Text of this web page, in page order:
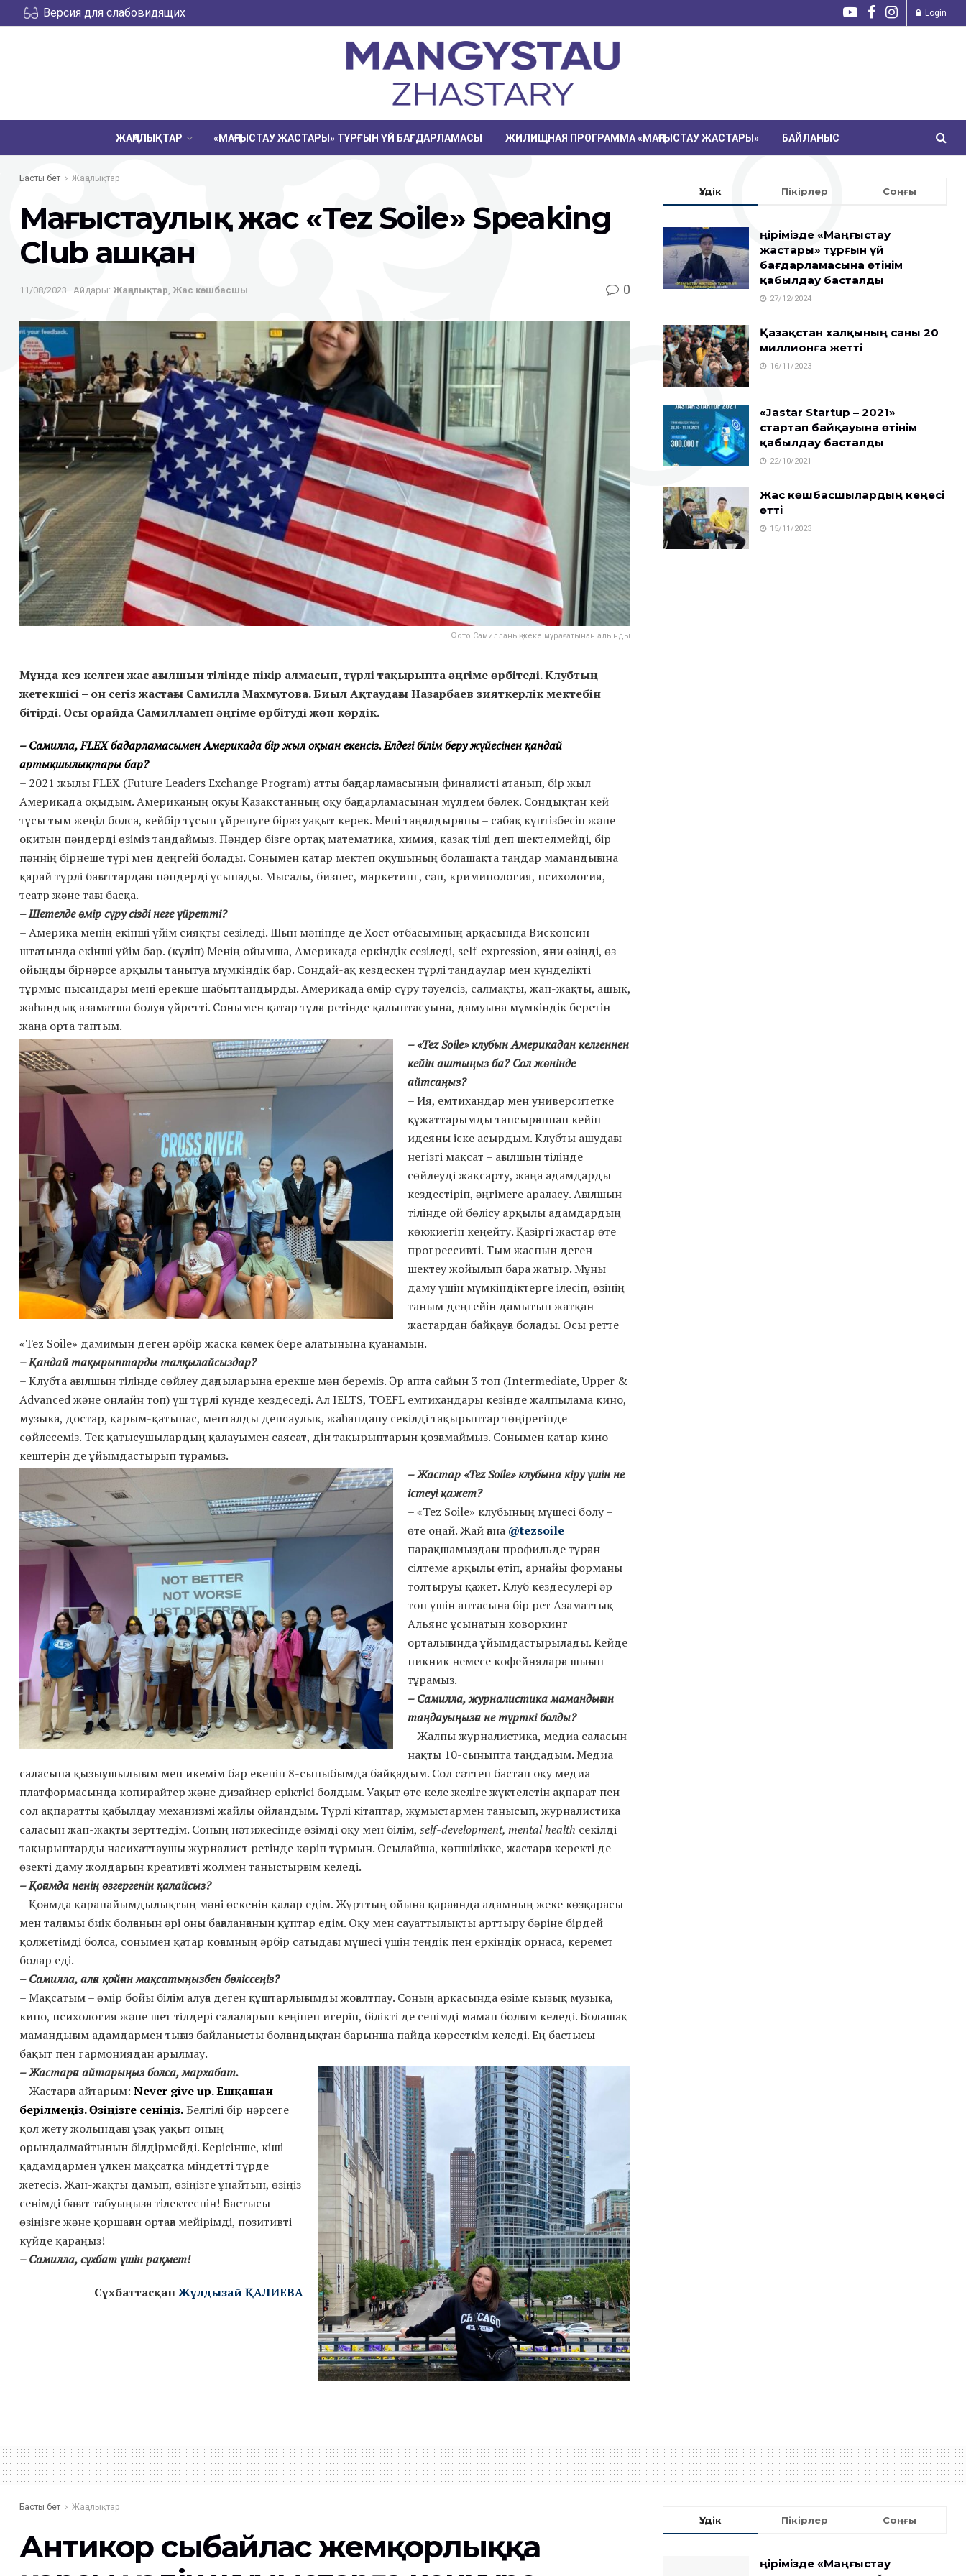
Версия для слабовидящих Login
ЖАҢАЛЫҚТАР «МАҢҒЫСТАУ ЖАСТАРЫ» ТҰРҒЫН ҮЙ БАҒДАРЛАМАСЫ ЖИЛИЩНАЯ ПРОГРАММА «МАҢҒЫСТАУ ЖАСТАРЫ» БАЙЛАНЫС
Басты бет Жаңалықтар
Маңғыстаулық жас «Tez Soilе» Speaking
Club ашқан
11/08/2023 Айдары: Жаңалықтар Жас көшбасшы 0
Фото Самилланың жеке мұрағатынан алынды
Мұнда кез келген жас ағылшын тілінде пікір алмасып, түрлі тақырыпта әңгіме өрбітеді. Клубтың
жетекшісі – он сегіз жастағы Самилла Махмутова. Биыл Ақтаудағы Назарбаев зияткерлік мектебін
бітірді. Осы орайда Самилламен әңгіме өрбітуді жөн көрдік.
– Самилла, FLEX бағдарламасымен Америкада бір жыл оқыған екенсіз. Елдегі білім беру жүйесінен қандай
артықшылықтары бар?
– 2021 жылы FLEX (Future Leaders Exchange Program) атты бағдарламасының финалисті атанып, бір жыл
Америкада оқыдым. Американың оқуы Қазақстанның оқу бағдарламасынан мүлдем бөлек. Сондықтан кей
тұсы тым жеңіл болса, кейбір тұсын үйренуге біраз уақыт керек. Мені таңғалдырғаны – сабақ күнтізбесін және
оқитын пәндерді өзіміз таңдаймыз. Пәндер бізге ортақ математика, химия, қазақ тілі деп шектелмейді, бір
пәннің бірнеше түрі мен деңгейі болады. Сонымен қатар мектеп оқушының болашақта таңдар мамандығына
қарай түрлі бағыттардағы пәндерді ұсынады. Мысалы, бизнес, маркетинг, сән, криминология, психология,
театр және тағы басқа.
– Шетелде өмір сүру сізді неге үйретті?
– Америка менің екінші үйім сияқты сезіледі. Шын мәнінде де Хост отбасымның арқасында Висконсин
штатында екінші үйім бар. (күліп) Менің ойымша, Америкада еркіндік сезіледі, self-expression, яғни өзіңді, өз
ойыңды бірнәрсе арқылы танытуға мүмкіндік бар. Сондай-ақ кездескен түрлі таңдаулар мен күнделікті
тұрмыс нысандары мені ерекше шабыттандырды. Америкада өмір сүру тәуелсіз, салмақты, жан-жақты, ашық,
жаһандық азаматша болуға үйретті. Сонымен қатар тұлға ретінде қалыптасуына, дамуына мүмкіндік беретін
жаңа орта таптым.
– «Tez Soile» клубын Америкадан келгеннен
кейін аштыңыз ба? Сол жөнінде
айтсаңыз?
– Ия, емтихандар мен университетке
құжаттарымды тапсырғаннан кейін
идеяны іске асырдым. Клубты ашудағы
негізгі мақсат – ағылшын тілінде
сөйлеуді жақсарту, жаңа адамдарды
кездестіріп, әңгімеге араласу. Ағылшын
тілінде ой бөлісу арқылы адамдардың
көкжиегін кеңейту. Қазіргі жастар өте
прогрессивті. Тым жаспын деген
шектеу жойылып бара жатыр. Мұны
даму үшін мүмкіндіктерге ілесіп, өзінің
таным деңгейін дамытып жатқан
жастардан байқауға болады. Осы ретте
«Tez Soile» дамимын деген әрбір жасқа көмек бере алатынына қуанамын.
– Қандай тақырыптарды талқылайсыздар?
– Клубта ағылшын тілінде сөйлеу дағдыларына ерекше мән береміз. Әр апта сайын 3 топ (Intermediate, Upper &
Advanced және онлайн топ) үш түрлі күнде кездеседі. Ал IELTS, TOEFL емтихандары кезінде жалпылама кино,
музыка, достар, қарым-қатынас, менталды денсаулық, жаһандану секілді тақырыптар төңірегінде
сөйлесеміз. Тек қатысушылардың қалауымен саясат, дін тақырыптарын қозғамаймыз. Сонымен қатар кино
кештерін де ұйымдастырып тұрамыз.
– Жастар «Tez Soile» клубына кіру үшін не
істеуі қажет?
– «Tez Soile» клубының мүшесі болу –
өте оңай. Жай ғана @tezsoile
парақшамыздағы профильде тұрған
сілтеме арқылы өтіп, арнайы форманы
толтыруы қажет. Клуб кездесулері әр
топ үшін аптасына бір рет Азаматтық
Альянс ұсынатын коворкинг
орталығында ұйымдастырылады. Кейде
пикник немесе кофейняларға шығып
тұрамыз.
– Самилла, журналистика мамандығын
таңдауыңызға не түрткі болды?
– Жалпы журналистика, медиа саласын
нақты 10-сыныпта таңдадым. Медиа
саласына қызығушылығым мен икемім бар екенін 8-сыныбымда байқадым. Сол сәттен бастап оқу медиа
платформасында копирайтер және дизайнер еріктісі болдым. Уақыт өте келе желіге жүктелетін ақпарат пен
сол ақпаратты қабылдау механизмі жайлы ойландым. Түрлі кітаптар, жұмыстармен танысып, журналистика
саласын жан-жақты зерттедім. Соның нәтижесінде өзімді оқу мен білім, self-development, mental health секілді
тақырыптарды насихаттаушы журналист ретінде көріп тұрмын. Осылайша, көпшілікке, жастарға керекті де
өзекті даму жолдарын креативті жолмен таныстырғым келеді.
– Қоғамда ненің өзгергенін қалайсыз?
– Қоғамда қарапайымдылықтың мәні өскенін қалар едім. Жұрттың ойына қарағанда адамның жеке көзқарасы
мен талғамы биік болғанын әрі оны бағаланғанын құптар едім. Оқу мен сауаттылықты арттыру бәріне бірдей
қолжетімді болса, сонымен қатар қоғамның әрбір сатыдағы мүшесі үшін теңдік пен еркіндік орнаса, керемет
болар еді.
– Самилла, алға қойған мақсатыңызбен бөліссеңіз?
– Мақсатым – өмір бойы білім алуға деген құштарлығымды жоғалтпау. Соның арқасында өзіме қызық музыка,
кино, психология және шет тілдері салаларын кеңінен игеріп, білікті де сенімді маман болғым келеді. Болашақ
мамандығым адамдармен тығыз байланысты болғандықтан барынша пайда көрсеткім келеді. Ең бастысы –
бақыт пен гармониядан арылмау.
– Жастарға айтарыңыз болса, мархабат.
– Жастарға айтарым: Never give up. Ешқашан
берілмеңіз. Өзіңізге сеніңіз.Белгілі бір нәрсеге
қол жету жолындағы ұзақ уақыт оның
орындалмайтынын білдірмейді. Керісінше, кіші
қадамдармен үлкен мақсатқа міндетті түрде
жетесіз. Жан-жақты дамып, өзіңізге ұнайтын, өзіңіз
сенімді бағыт табуыңызға тілектеспін! Бастысы
өзіңізге және қоршаған ортаға мейірімді, позитивті
күйде қараңыз!
– Самилла, сұхбат үшін рақмет!
СұхбаттасқанЖұлдызай ҚАЛИЕВА
Үздік Пікірлер Соңғы
Өңірімізде «Маңғыстау
жастары» тұрғын үй
бағдарламасына өтінім
қабылдау басталды
27/12/2024
Қазақстан халқының саны 20
миллионға жетті
16/11/2023
«Jastar Startup – 2021»
стартап байқауына өтінім
қабылдау басталды
22/10/2021
Жас көшбасшылардың кеңесі
өтті
15/11/2023
Басты бет Жаңалықтар
Антикор сыбайлас жемқорлыққа
Үздік Пікірлер Соңғы
Өңірімізде «Маңғыстау